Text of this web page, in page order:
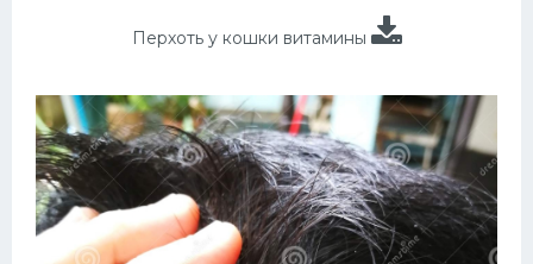
Перхоть у кошки витамины